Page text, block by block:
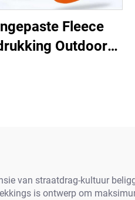
Fleece
Outdoor
van straatdrag-kultuur
is ontwerp om